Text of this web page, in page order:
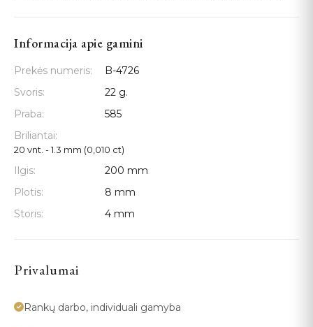
Informacija apie gamini
Prekės numeris:
B-4726
Svoris:
22 g.
Praba:
585
Briliantai:
20 vnt. - 1.3 mm (0,010 ct)
Ilgis:
200 mm
Plotis:
8 mm
Storis:
4 mm
Privalumai
Rankų darbo, individuali gamyba